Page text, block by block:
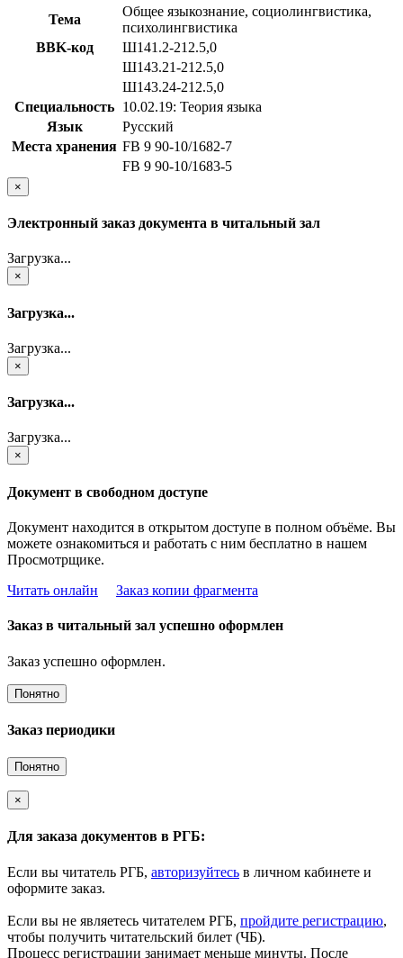
Тема
Общее языкознание, социолингвистика,
психолингвистика
BBK-код
Ш141.2-212.5,0
Ш143.21-212.5,0
Ш143.24-212.5,0
Специальность 10.02.19: Теория языка
Язык
Русский
Места хранения FB 9 90-10/1682-7
FB 9 90-10/1683-5
×
Электронный заказ документа в читальный зал
Загрузка...
×
Загрузка...
Загрузка...
×
Загрузка...
Загрузка...
×
Документ в свободном доступе
Документ находится в открытом доступе в полном объёме. Вы
можете ознакомиться и работать с ним бесплатно в нашем
Просмотрщике.
Читать онлайн
Заказ копии фрагмента
Заказ в читальный зал успешно оформлен
Заказ успешно оформлен.
Понятно
Заказ периодики
Понятно
×
Для заказа документов в РГБ:
Если вы читатель РГБ, авторизуйтесь в личном кабинете и
оформите заказ.
Если вы не являетесь читателем РГБ, пройдите регистрацию,
чтобы получить читательский билет (ЧБ).
Процесс регистрации занимает меньше минуты. После